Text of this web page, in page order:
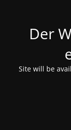
Der
Site will be